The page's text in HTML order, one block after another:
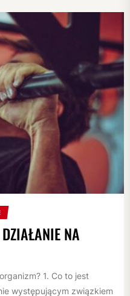
NA
1. Co to jest
występującym związkiem